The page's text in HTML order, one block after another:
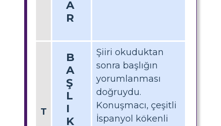
A
R
T
B
A
Ş
L
I
K
Şiiri okuduktan
sonra başlığın
yorumlanması
doğruydu.
Konuşmacı, çeşitli
İspanyol kökenli